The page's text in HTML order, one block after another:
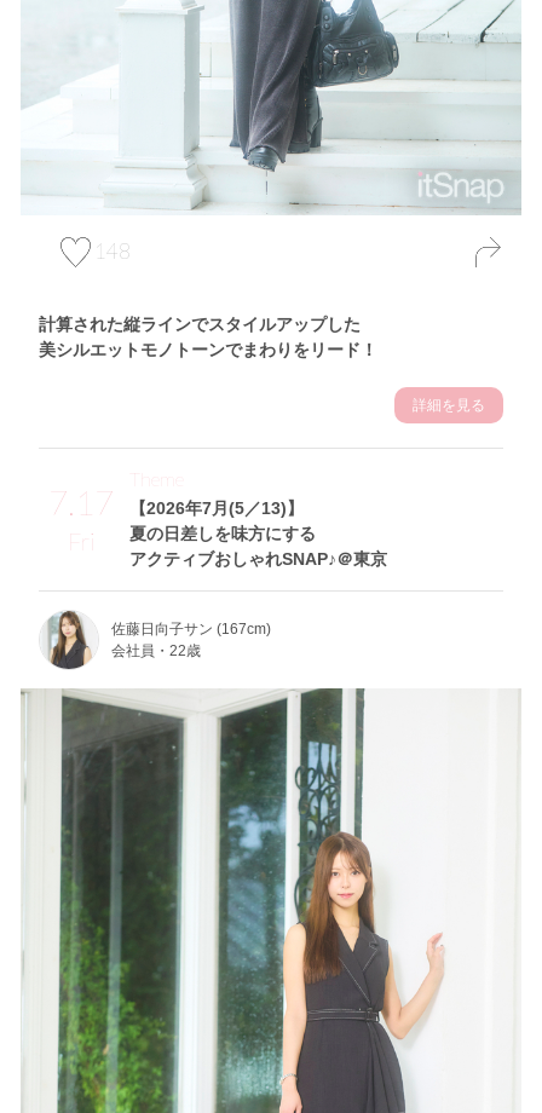
148
計算された縦ラインでスタイルアップした
美シルエットモノトーンでまわりをリード！
詳細を見る
7.17
Fri
【2026年7月(5／13)】
夏の日差しを味方にする
アクティブおしゃれSNAP♪＠東京
Theme
佐藤日向子サン (167cm)
会社員・22歳